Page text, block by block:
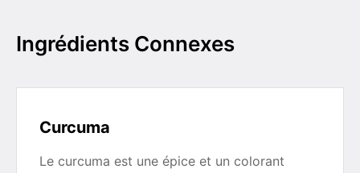
Ingrédients Connexes
Curcuma
Le curcuma est une épice et un colorant